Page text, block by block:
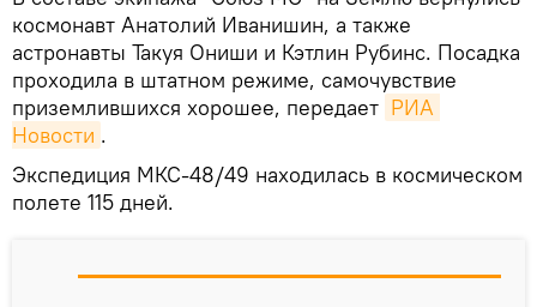
космонавт Анатолий Иванишин, а также
астронавты Такуя Ониши и Кэтлин Рубинс. Посадка
проходила в штатном режиме, самочувствие
приземлившихся хорошее, передает РИА
Новости .
Экспедиция МКС-48/49 находилась в космическом
полете 115 дней.